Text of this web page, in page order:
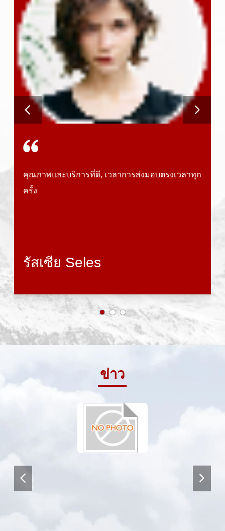
คุณภาพและบริการที่ดี, เวลาการส่งมอบตรงเวลาทุก
ครั้ง
รัสเซีย Seles
ข่าว